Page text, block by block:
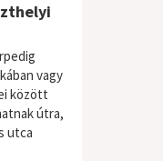
vagy
között
útra,
utca